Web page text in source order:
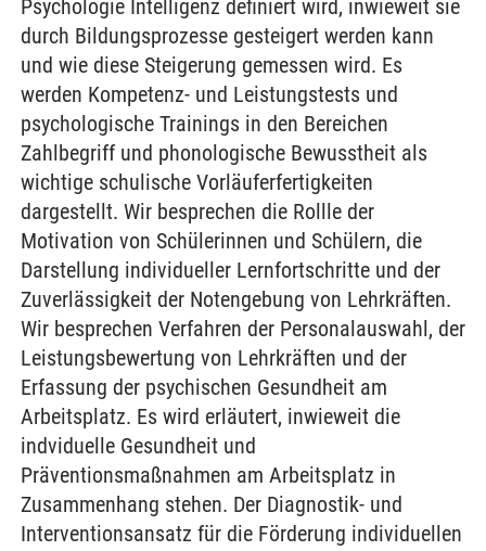
Psychologie Intelligenz definiert wird, inwieweit sie
durch Bildungsprozesse gesteigert werden kann
und wie diese Steigerung gemessen wird. Es
werden Kompetenz- und Leistungstests und
psychologische Trainings in den Bereichen
Zahlbegriff und phonologische Bewusstheit als
wichtige schulische Vorläuferfertigkeiten
dargestellt. Wir besprechen die Rollle der
Motivation von Schülerinnen und Schülern, die
Darstellung individueller Lernfortschritte und der
Zuverlässigkeit der Notengebung von Lehrkräften.
Wir besprechen Verfahren der Personalauswahl, der
Leistungsbewertung von Lehrkräften und der
Erfassung der psychischen Gesundheit am
Arbeitsplatz. Es wird erläutert, inwieweit die
indviduelle Gesundheit und
Präventionsmaßnahmen am Arbeitsplatz in
Zusammenhang stehen. Der Diagnostik- und
Interventionsansatz für die Förderung individuellen